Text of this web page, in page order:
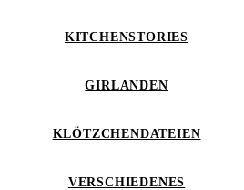
KITCHENSTORIES
GIRLANDEN
KLÖTZCHENDATEIEN
VERSCHIEDENES